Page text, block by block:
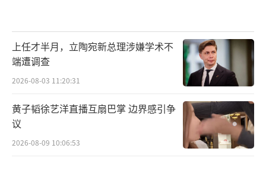
上任才半月，立陶宛新总理涉嫌学术不
端遭调查
2026-08-03 11:20:31
黄子韬徐艺洋直播互扇巴掌 边界感引争
议
2026-08-09 10:06:53